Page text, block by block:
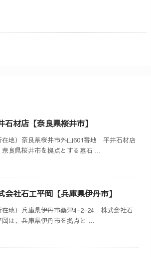
石材店【奈良県桜井市】
在地）奈良県桜井市外山601番地 平井石材店
奈良県桜井市を拠点とする墓石 ...
会社石工平岡【兵庫県伊丹市】
在地）兵庫県伊丹市桑津4-2-24 株式会社石
岡は、兵庫県伊丹市を拠点と ...